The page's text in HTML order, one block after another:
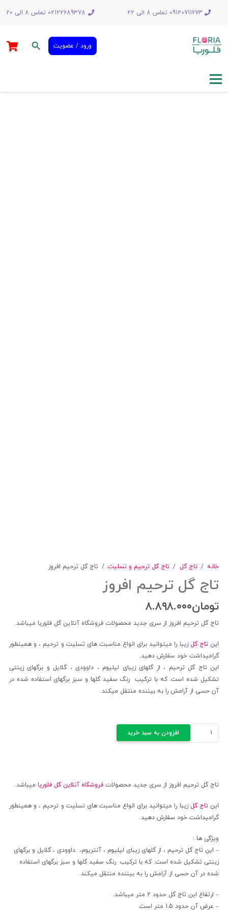
09120711673 تماس 8 الی 22 02122689378 تماس 8 الی 20
ورود / عضویت search
خانه / تاج گل / تاج گل ترحیم و تسلیت / تاج گل ترحیم افروز
تاج گل ترحیم افروز
تومان۸.۸۹۸.۰۰۰
تاج گل ترحیم افروز از سری جدید محصولات فروشگاه آنلاین گل فلوریا میباشد.
اینتاج گل زیبا را میتوانید برای انواع مناسبت های تسلیت و ترحیم ، و همینطور
گرامیداشت خود سفارش دهید.
این تاج گل ترحیم ، از گلهای زیبای لیلیوم ، داوودی ، گلایل و برگهای زینتی
تشکیل شده است. که با ترکیب رنگ سفید گلها و سبز برگهای استفاده شده در
آن حسی از آرامش را به بیننده منتقل میکند.
تاج
افزودن به سبد خرید
تاج گل ترحیم افروز از سری جدید محصولات فروشگاه آنلاین گل فلوریا میباشد.
اینتاج گل زیبا را میتوانید برای انواع مناسبت های تسلیت و ترحیم ، و همینطور
گرامیداشت خود سفارش دهید.
ویژگی ها :
– این تاج گل ترحیم ، از گلهای زیبای لیلیوم ، آنتریوم، داوودی ، گلایل و برگهای
زینتی تشکیل شده است. که با ترکیب رنگ سفید گلها و سبز برگهای استفاده
شده در آن حسی از آرامش را به بیننده منتقل میکند.
– ارتفاع این تاج گل حدود 2 متر میباشد.
– عرض آن حدود 1.5 متر است.